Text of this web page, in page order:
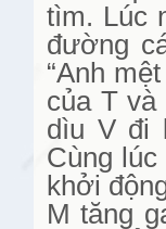
tìm. Lúc
đường
“Anh
của T
dìu V đi
Cùng lúc
khởi
M tăng